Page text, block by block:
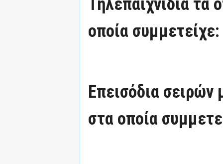
οποία συμμετείχε:
Επεισόδια
στα οποία